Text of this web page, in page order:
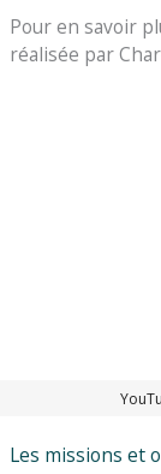
Pour en savoir
réalisée par
Les missions et